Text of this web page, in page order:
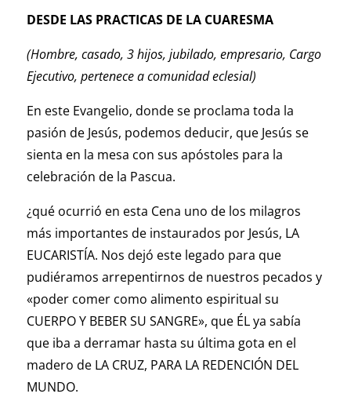
DESDE LAS PRACTICAS DE LA CUARESMA
(Hombre, casado, 3 hijos, jubilado, empresario, Cargo
Ejecutivo, pertenece a comunidad eclesial)
En este Evangelio, donde se proclama toda la
pasión de Jesús, podemos deducir, que Jesús se
sienta en la mesa con sus apóstoles para la
celebración de la Pascua.
¿qué ocurrió en esta Cena uno de los milagros
más importantes de instaurados por Jesús, LA
EUCARISTÍA. Nos dejó este legado para que
pudiéramos arrepentirnos de nuestros pecados y
«poder comer como alimento espiritual su
CUERPO Y BEBER SU SANGRE», que ÉL ya sabía
que iba a derramar hasta su última gota en el
madero de LA CRUZ, PARA LA REDENCIÓN DEL
MUNDO.